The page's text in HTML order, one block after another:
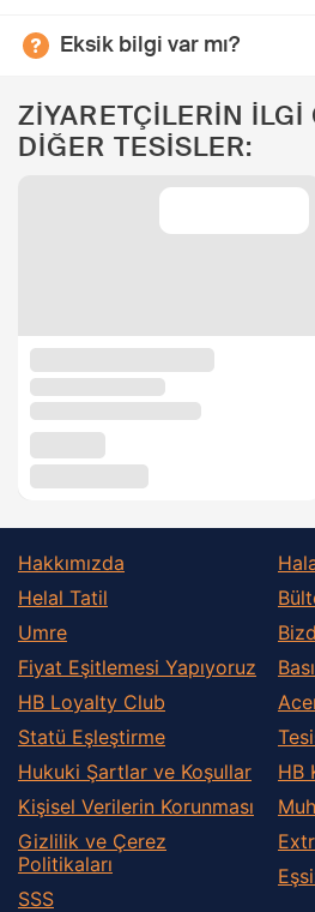
Eksik bilgi var mı?
ZİYARETÇİLERİN İLGİ
DİĞER TESİSLER:
Hakkımızda
Helal Tatil
Umre
Fiyat Eşitlemesi Yapıyoruz
HB Loyalty Club
Statü Eşleştirme
Hukuki Şartlar ve Koşullar
Kişisel Verilerin Korunması
Gizlilik ve Çerez
Politikaları
SSS
HB